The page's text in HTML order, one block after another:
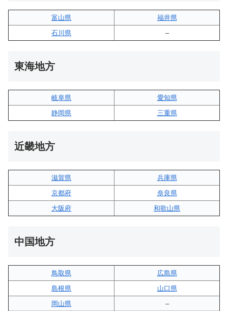
富山県
福井県
石川県
–
東海地方
岐阜県
愛知県
静岡県
三重県
近畿地方
滋賀県
兵庫県
京都府
奈良県
大阪府
和歌山県
中国地方
鳥取県
広島県
島根県
山口県
岡山県
–